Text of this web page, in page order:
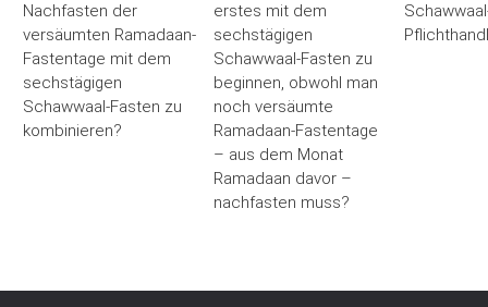
Nachfasten der
versäumten Ramadaan-
Fastentage mit dem
sechstägigen
Schawwaal-Fasten zu
kombinieren?
erstes mit dem
sechstägigen
Schawwaal-Fasten zu
beginnen, obwohl man
noch versäumte
Ramadaan-Fastentage
– aus dem Monat
Ramadaan davor –
nachfasten muss?